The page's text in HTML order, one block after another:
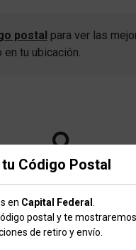
Código Postal
en Capital Federal
postal y te
de retiro y envío.
postal para ver las
tu ubicación.
Grips" que